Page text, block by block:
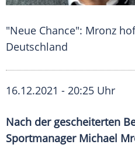
"Neue Chance": Mronz
Deutschland
16.12.2021 - 20:25 Uhr
Nach der gescheiterten
Sportmanager Michael